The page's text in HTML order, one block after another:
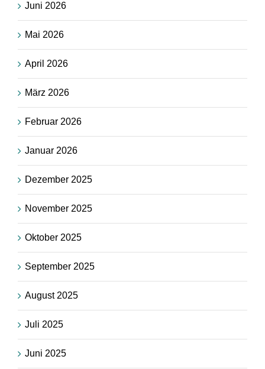
Juni 2026
Mai 2026
April 2026
März 2026
Februar 2026
Januar 2026
Dezember 2025
November 2025
Oktober 2025
September 2025
August 2025
Juli 2025
Juni 2025